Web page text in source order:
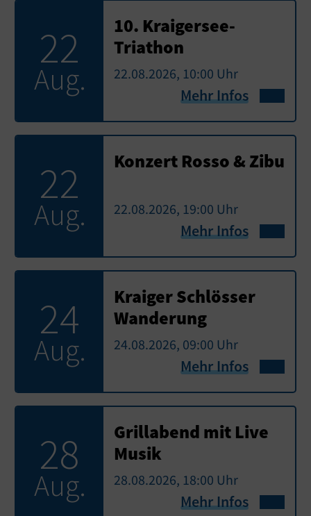
22
Aug.
10. Kraigersee-
Triathon
22.08.2026, 10:00 Uhr
Mehr Infos
22
Aug.
Konzert Rosso & Zibu
22.08.2026, 19:00 Uhr
Mehr Infos
24
Aug.
Kraiger Schlösser
Wanderung
24.08.2026, 09:00 Uhr
Mehr Infos
28
Aug.
Grillabend mit Live
Musik
28.08.2026, 18:00 Uhr
Mehr Infos